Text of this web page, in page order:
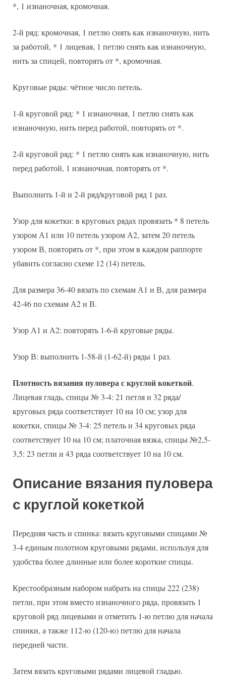
*, 1 изнаночная, кромочная.
2-й ряд: кромочная, 1 петлю снять как изнаночную, нить
за работой, * 1 лицевая, 1 петлю снять как изнаночную,
нить за спицей, повторять от *, кромочная.
Круговые ряды: чётное число петель.
1-й круговой ряд: * 1 изнаночная, 1 петлю снять как
изнаночную, нить перед работой, повторять от *.
2-й круговой ряд: * 1 петлю снять как изнаночную, нить
перед работой, 1 изнаночная, повторять от *.
Выполнить 1-й и 2-й ряд/круговой ряд 1 раз.
Узор для кокетки: в круговых рядах провязать * 8 петель
узором А1 или 10 петель узором А2, затем 20 петель
узором В, повторять от *, при этом в каждом раппорте
убавить согласно схеме 12 (14) петель.
Для размера 36-40 вязать по схемам А1 и В, для размера
42-46 по схемам А2 и В.
Узор А1 и А2: повторять 1-6-й круговые ряды.
Узор В: выполнить 1-58-й (1-62-й) ряды 1 раз.
Плотность вязания пуловера с круглой кокеткой.
Лицевая гладь, спицы № 3-4: 21 петля и 32 ряда/
круговых ряда соответствует 10 на 10 см; узор для
кокетки, спицы № 3-4: 25 петель и 34 круговых ряда
соответствует 10 на 10 см; платочная вязка, спицы №2,5-
3,5: 23 петли и 43 ряда соответствует 10 на 10 см.
Описание вязания пуловера
с круглой кокеткой
Передняя часть и спинка: вязать круговыми спицами №
3-4 единым полотном круговыми рядами, используя для
удобства более длинные или более короткие спицы.
Крестообразным набором набрать на спицы 222 (238)
петли, при этом вместо изнаночного ряда, провязать 1
круговой ряд лицевыми и отметить 1-ю петлю для начала
спинки, а также 112-ю (120-ю) петлю для начала
передней части.
Затем вязать круговыми рядами лицевой гладью.